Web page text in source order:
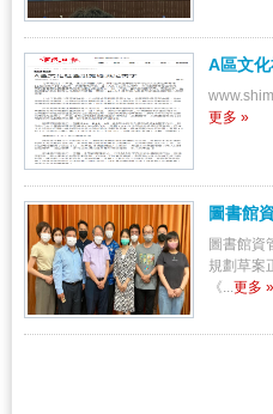
A區文
更多 »
圖書館
圖書館
規劃草案
《...更多 »